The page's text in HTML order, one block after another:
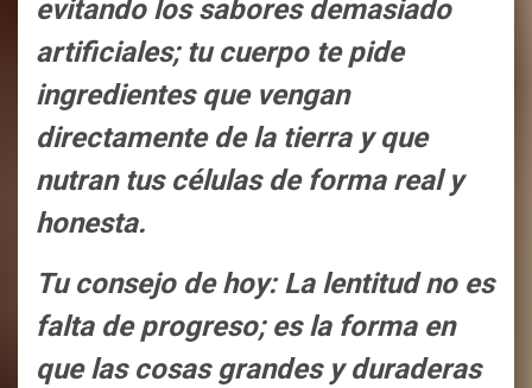
evitando los sabores demasiado
artificiales; tu cuerpo te pide
ingredientes que vengan
directamente de la tierra y que
nutran tus células de forma real y
honesta.
Tu consejo de hoy: La lentitud no es
falta de progreso; es la forma en
que las cosas grandes y duraderas